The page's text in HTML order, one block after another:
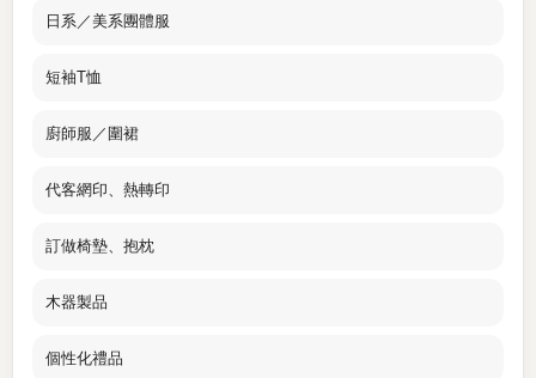
日系／美系團體服
短袖T恤
廚師服／圍裙
代客網印、熱轉印
訂做椅墊、抱枕
木器製品
個性化禮品